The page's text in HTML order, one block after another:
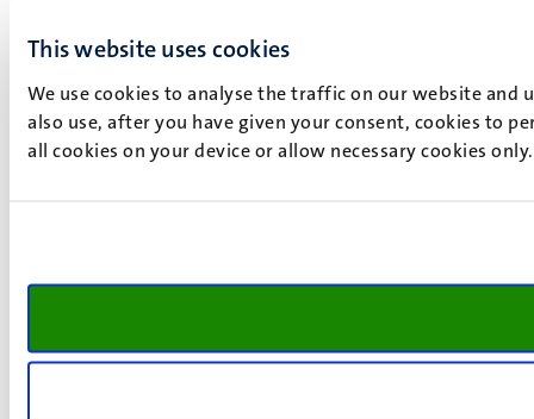
This website uses cookies
We use cookies to analyse the traffic on our website and
also use, after you have given your consent, cookies to
all cookies on your device or allow necessary cookies